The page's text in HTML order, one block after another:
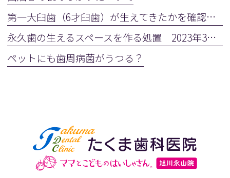
第一大臼歯（6才臼歯）が生えてきたかを確認しましょう
永久歯の生えるスペースを作る処置 2023年3月28日(火)
ペットにも歯周病菌がうつる？